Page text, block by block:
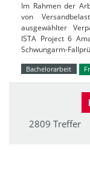
Im Rahmen der
von
ausgewählter
ISTA Project 6
Schwungarm-
Bachelorarbeit
2809 Treffer